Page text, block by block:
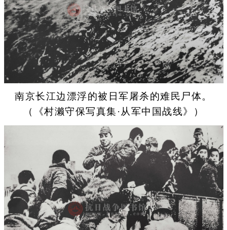
南京长江边漂浮的被日军屠杀的难民尸体。
（《村濑守保写真集·从军中国战线》）